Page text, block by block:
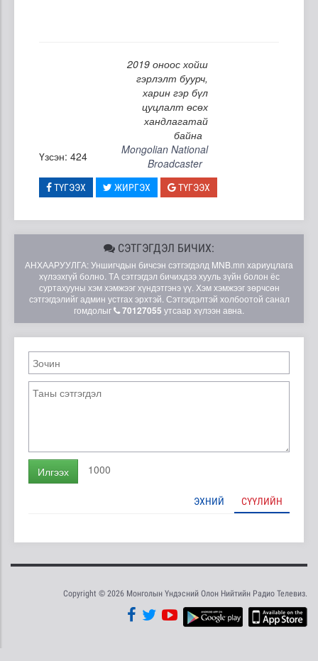
2019 оноос хойш
гэрлэлт буурч,
харин гэр бүл
цуцлалт өсөх
хандлагатай
байна
Үзсэн: 424
Mongolian National
Broadcaster
ТҮГЭЭХ ЖИРГЭХ ТҮГЭЭХ
СЭТГЭГДЭЛ БИЧИХ:
АНХААРУУЛГА: Уншигчдын бичсэн сэтгэгдэлд MNB.mn хариуцлага
хүлээхгүй болно. ТА сэтгэгдэл бичихдээ хууль зүйн болон ёс
суртахууны хэм хэмжээг хүндэтгэнэ үү. Хэм хэмжээг зөрчсөн
сэтгэгдэлийг админ устгах эрхтэй. Сэтгэгдэлтэй холбоотой санал
гомдолыг
70127055 утсаар хүлээн авна.
Илгээх 1000
ЭХНИЙ СҮҮЛИЙН
Copyright © 2026 Монголын Үндэсний Олон Нийтийн Радио Телевиз.